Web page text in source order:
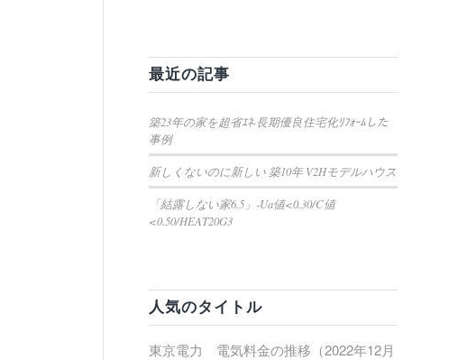
最近の記事
築23年の家を超省ｴﾈ-長期優良住宅化ﾘﾌｫｰﾑした
事例
新しくないのに新しい 築10年 V2Hモデルハウス
「結露しない家6.5」-Ua値<0.30/C値
<0.50/HEAT20G3
人気のタイトル
東京電力 電気料金の推移（2022年12月